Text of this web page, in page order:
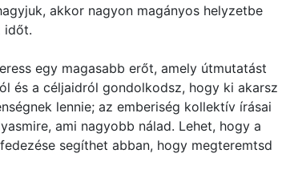
akkor nagyon magányos helyzetbe
időt.
egy magasabb erőt, amely útmutatást
és a céljaidról gondolkodsz, hogy ki akarsz
lennie; az emberiség kollektív írásai
ami nagyobb nálad. Lehet, hogy a
segíthet abban, hogy megteremtsd